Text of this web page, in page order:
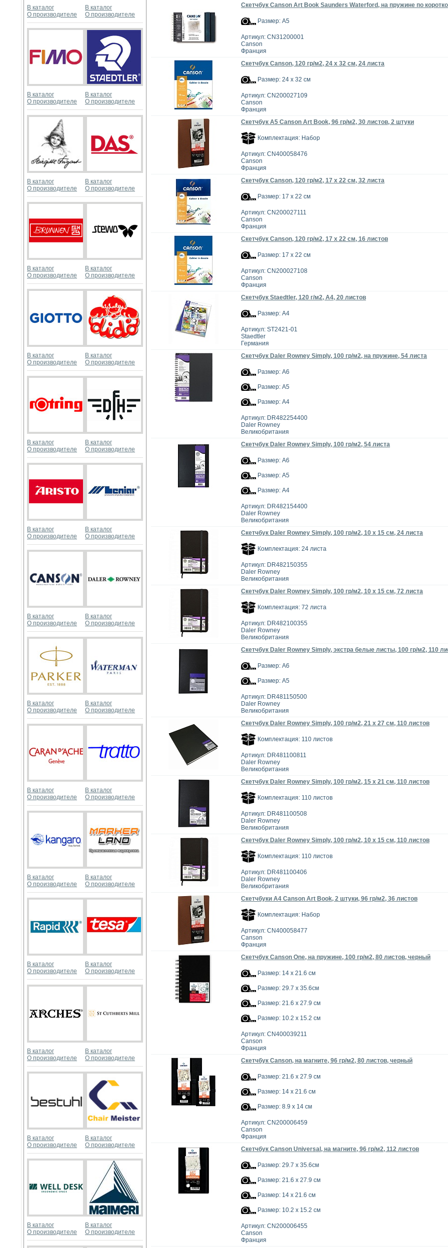
В каталог
О производителе
В каталог
О производителе
В каталог
О производителе
В каталог
О производителе
В каталог
О производителе
В каталог
О производителе
В каталог
О производителе
В каталог
О производителе
В каталог
О производителе
В каталог
О производителе
В каталог
О производителе
В каталог
О производителе
В каталог
О производителе
В каталог
О производителе
В каталог
О производителе
В каталог
О производителе
В каталог
О производителе
В каталог
О производителе
В каталог
О производителе
В каталог
О производителе
В каталог
О производителе
В каталог
О производителе
В каталог
О производителе
В каталог
О производителе
В каталог
О производителе
В каталог
О производителе
В каталог
О производителе
В каталог
О производителе
В каталог
О производителе
В каталог
О производителе
Скетчбук Canson Art Book Saunders Waterford, на пружине по
Размер: А5
Артикул: CN31200001
Canson
Франция
Скетчбук Canson, 120 гр/м2, 24 x 32 см, 24 листа
Размер: 24 x 32 см
Артикул: CN200027109
Canson
Франция
Скетчбук А5 Canson Art Book, 96 гр/м2, 30 листов, 2 штуки
Комплектация: Набор
Артикул: CN400058476
Canson
Франция
Скетчбук Canson, 120 гр/м2, 17 x 22 см, 32 листа
Размер: 17 x 22 см
Артикул: CN200027111
Canson
Франция
Скетчбук Canson, 120 гр/м2, 17 x 22 см, 16 листов
Размер: 17 x 22 см
Артикул: CN200027108
Canson
Франция
Скетчбук Staedtler, 120 г/м2, A4, 20 листов
Размер: А4
Артикул: ST2421-01
Staedtler
Германия
Скетчбук Daler Rowney Simply, 100 гр/м2, на пружине, 54 листа
Размер: А6
Размер: А5
Размер: А4
Артикул: DR482254400
Daler Rowney
Великобритания
Скетчбук Daler Rowney Simply, 100 гр/м2, 54 листа
Размер: А6
Размер: А5
Размер: А4
Артикул: DR482154400
Daler Rowney
Великобритания
Скетчбук Daler Rowney Simply, 100 гр/м2, 10 х 15 см, 24 листа
Комплектация: 24 листа
Артикул: DR482150355
Daler Rowney
Великобритания
Скетчбук Daler Rowney Simply, 100 гр/м2, 10 x 15 см, 72 листа
Комплектация: 72 листа
Артикул: DR482100355
Daler Rowney
Великобритания
Скетчбук Daler Rowney Simply, экстра белые листы, 100 гр/м2, 110
Размер: А6
Размер: А5
Артикул: DR481150500
Daler Rowney
Великобритания
Скетчбук Daler Rowney Simply, 100 гр/м2, 21 x 27 см, 110 листов
Комплектация: 110 листов
Артикул: DR481100811
Daler Rowney
Великобритания
Скетчбук Daler Rowney Simply, 100 гр/м2, 15 x 21 см, 110 листов
Комплектация: 110 листов
Артикул: DR481100508
Daler Rowney
Великобритания
Скетчбук Daler Rowney Simply, 100 гр/м2, 10 x 15 см, 110 листов
Комплектация: 110 листов
Артикул: DR481100406
Daler Rowney
Великобритания
Скетчбуки A4 Canson Art Book, 2 штуки, 96 гр/м2, 36 листов
Комплектация: Набор
Артикул: CN400058477
Canson
Франция
Скетчбук Canson One, на пружине, 100 гр/м2, 80 листов, черный
Размер: 14 x 21.6 см
Размер: 29.7 x 35.6см
Размер: 21.6 x 27.9 см
Размер: 10.2 x 15.2 см
Артикул: CN400039211
Canson
Франция
Скетчбук Canson, на магните, 96 гр/м2, 80 листов, черный
Размер: 21.6 x 27.9 см
Размер: 14 x 21.6 см
Размер: 8.9 x 14 см
Артикул: CN200006459
Canson
Франция
Скетчбук Canson Universal, на магните, 96 гр/м2, 112 листов
Размер: 29.7 x 35.6см
Размер: 21.6 x 27.9 см
Размер: 14 x 21.6 см
Размер: 10.2 x 15.2 см
Артикул: CN200006455
Canson
Франция